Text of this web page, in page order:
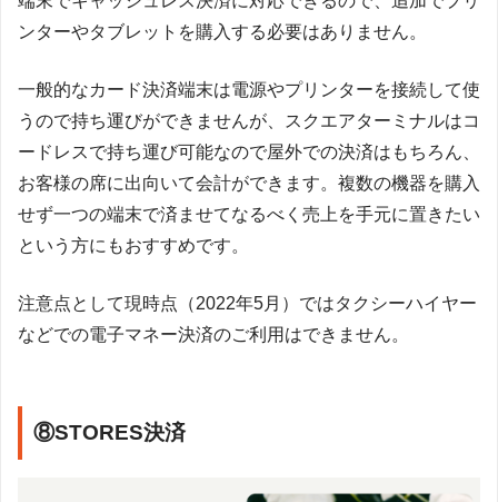
ンターやタブレットを購入する必要はありません。
一般的なカード決済端末は電源やプリンターを接続して使
うので持ち運びができませんが、スクエアターミナルはコ
ードレスで持ち運び可能なので屋外での決済はもちろん、
お客様の席に出向いて会計ができます。複数の機器を購入
せず一つの端末で済ませてなるべく売上を手元に置きたい
という方にもおすすめです。
注意点として現時点（2022年5月）ではタクシーハイヤー
などでの電子マネー決済のご利用はできません。
⑧STORES決済